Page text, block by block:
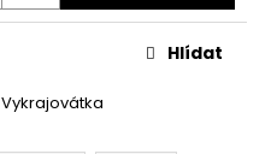
Vykrajovátka
Hlídat